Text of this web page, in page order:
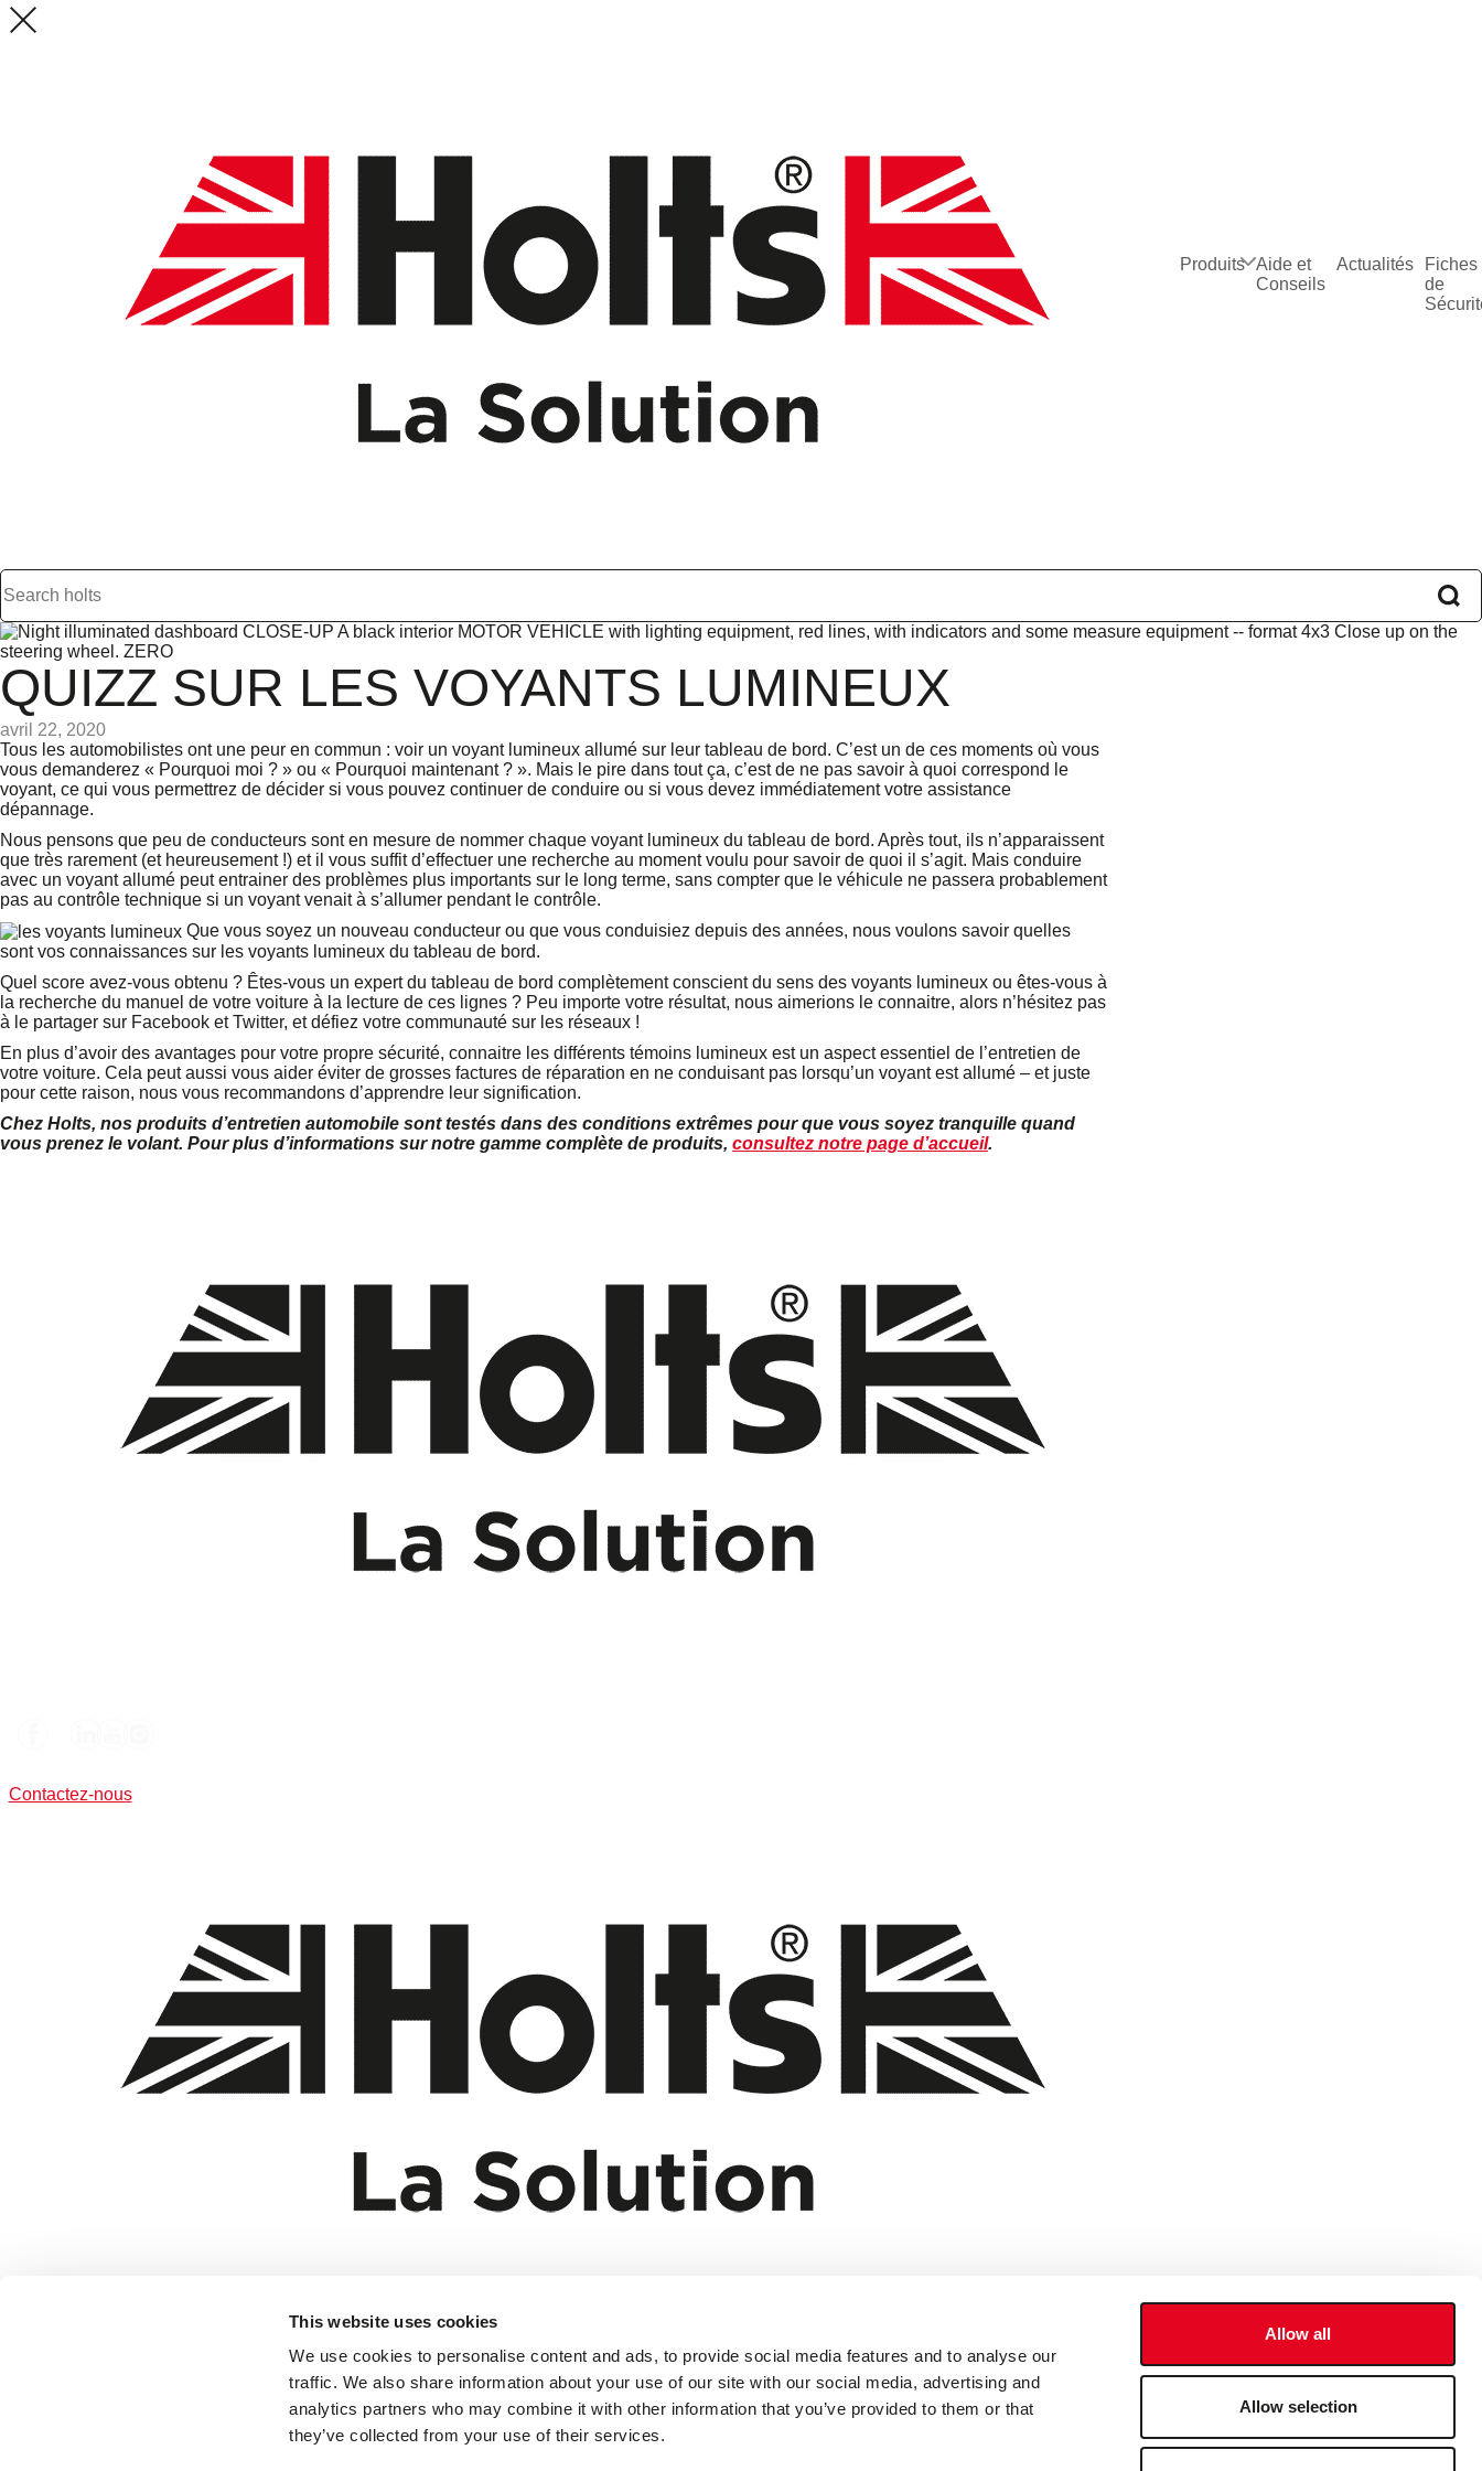
This website uses cookies
We use cookies to personalise content and ads, to provide social media features and to analyse our
traffic. We also share information about your use of our site with our social media, advertising and
analytics partners who may combine it with other information that you’ve provided to them or that
they’ve collected from your use of their services.
Allow all
Allow selection
Produits Aide et
Conseils
Actualités
Fiches
de
QUIZZ SUR LES VOYANTS LUMINEUX
avril 22, 2020
Tous les automobilistes ont une peur en commun : voir un voyant lumineux allumé sur leur tableau de bord. C’est un de ces moments où vous
vous demanderez « Pourquoi moi ? » ou « Pourquoi maintenant ? ». Mais le pire dans tout ça, c’est de ne pas savoir à quoi correspond le
voyant, ce qui vous permettrez de décider si vous pouvez continuer de conduire ou si vous devez immédiatement votre assistance
dépannage.
Nous pensons que peu de conducteurs sont en mesure de nommer chaque voyant lumineux du tableau de bord. Après tout, ils n’apparaissent
que très rarement (et heureusement !) et il vous suffit d’effectuer une recherche au moment voulu pour savoir de quoi il s’agit. Mais conduire
avec un voyant allumé peut entrainer des problèmes plus importants sur le long terme, sans compter que le véhicule ne passera probablement
pas au contrôle technique si un voyant venait à s’allumer pendant le contrôle.
Que vous soyez un nouveau conducteur ou que vous conduisiez depuis des années, nous voulons savoir quelles
sont vos connaissances sur les voyants lumineux du tableau de bord.
Quel score avez-vous obtenu ? Êtes-vous un expert du tableau de bord complètement conscient du sens des voyants lumineux ou êtes-vous à
la recherche du manuel de votre voiture à la lecture de ces lignes ? Peu importe votre résultat, nous aimerions le connaitre, alors n’hésitez pas
à le partager sur Facebook et Twitter, et défiez votre communauté sur les réseaux !
En plus d’avoir des avantages pour votre propre sécurité, connaitre les différents témoins lumineux est un aspect essentiel de l’entretien de
votre voiture. Cela peut aussi vous aider éviter de grosses factures de réparation en ne conduisant pas lorsqu’un voyant est allumé – et juste
pour cette raison, nous vous recommandons d’apprendre leur signification.
Chez Holts, nos produits d’entretien automobile sont testés dans des conditions extrêmes pour que vous soyez tranquille quand
vous prenez le volant. Pour plus d’informations sur notre gamme complète de produits, consultez notre page d’accueil.
Contactez-nous